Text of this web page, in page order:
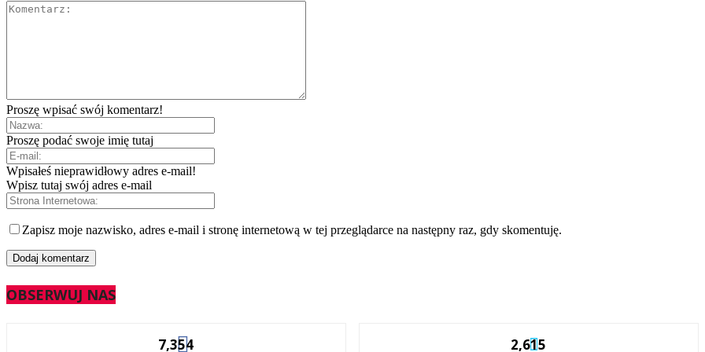
Proszę wpisać swój komentarz!
Proszę podać swoje imię tutaj
Wpisałeś nieprawidłowy adres e-mail!
Wpisz tutaj swój adres e-mail
Zapisz moje nazwisko, adres e-mail i stronę internetową w tej przeglądarce na następny raz, gdy skomentuję.
OBSERWUJ NAS
7,354 2,615